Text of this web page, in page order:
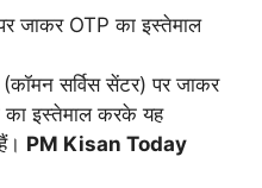
जाकर OTP का इस्तेमाल
सर्विस सेंटर) पर जाकर
का इस्तेमाल करके यह
PM Kisan Today